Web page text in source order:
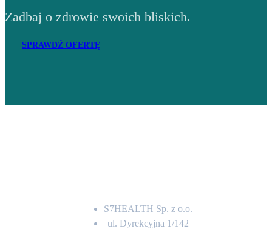
Zadbaj o zdrowie swoich bliskich.
SPRAWDŹ OFERTĘ
S7HEALTH Sp. z o.o.
ul. Dyrekcyjna 1/142